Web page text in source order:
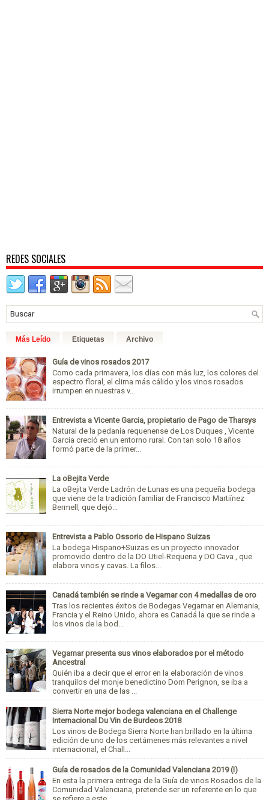
REDES SOCIALES
Más Leído Etiquetas Archivo
Guía de vinos rosados 2017
Como cada primavera, los días con más luz, los colores del
espectro floral, el clima más cálido y los vinos rosados
irrumpen en nuestras v...
Entrevista a Vicente Garcia, propietario de Pago de Tharsys
Natural de la pedanía requenense de Los Duques , Vicente
Garcia creció en un entorno rural. Con tan solo 18 años
formó parte de la primer...
La oBejita Verde
La oBejita Verde Ladrón de Lunas es una pequeña bodega
que viene de la tradición familiar de Francisco Martiínez
Bermell, que dejó...
Entrevista a Pablo Ossorio de Hispano Suizas
La bodega Hispano+Suizas es un proyecto innovador
promovido dentro de la DO Utiel-Requena y DO Cava , que
elabora vinos y cavas. La filos...
Canadá también se rinde a Vegamar con 4 medallas de oro
Tras los recientes éxitos de Bodegas Vegamar en Alemania,
Francia y el Reino Unido, ahora es Canadá la que se rinde a
los vinos de la bod...
Vegamar presenta sus vinos elaborados por el método
Ancestral
Quién iba a decir que el error en la elaboración de vinos
tranquilos del monje benedictino Dom Perignon, se iba a
convertir en una de las ...
Sierra Norte mejor bodega valenciana en el Challenge
Internacional Du Vin de Burdeos 2018
Los vinos de Bodega Sierra Norte han brillado en la última
edición de uno de los certámenes más relevantes a nivel
internacional, el Chall...
Guía de rosados de la Comunidad Valenciana 2019 (I)
En esta la primera entrega de la Guía de vinos Rosados de la
Comunidad Valenciana, pretende ser un referente en lo que